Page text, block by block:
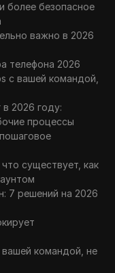
более безопасное
важно в 2026
телефона 2026
с вашей командой,
2026 году:
процессы
существует, как
7 решений на 2026
вашей командой, не